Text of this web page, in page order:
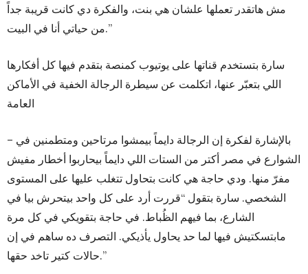
مش هاتقدر تعملها علشان هي بنت، والفكرة دي كانت قريبة جداً
من حياتي أنا في البيت.”
سارة بتستخدم قناتها على يوتيوب كمنصة بتقدم فيها كل أفكارها
اللي بتعبّر عنها، اتكلمت عن سيطرة الرجالة الخفية في الأماكن
العامة
– بالإشارة لفكرة إن الرجالة دايماً بيمشوا مرتاحين ومتطمنين في
الشوارع في مصر أكتر من الستات اللي دايماً بيحاربوا أخطار مفيش
مفرّ منها. ودي حاجة هي كانت بتحاول تتغلب عليها على المستوى
الشخصي. سارة بتقول “قررت أرد على كل واحد بيتحرش بيا في
الشارع، بما فيهم الظُباط. في حاجة بتقويكي في كل مرة
مابتسكتيش فيها لما حد يحاول يأذيكي. التصرف ده ساهم في إن
حالات كتير تاخد حقها.”